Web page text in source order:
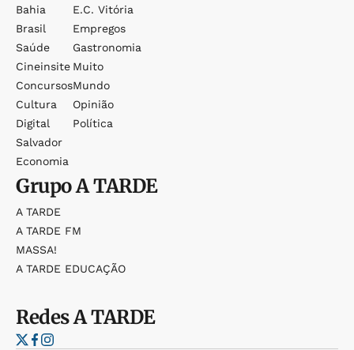
Bahia
Brasil
Saúde
Cineinsite
Concursos
Cultura
Digital
Salvador
Economia
E.c. Vitória
Empregos
Gastronomia
Muito
Mundo
Opinião
Política
GrupoA TARDE
A TARDE
A TARDE FM
MASSA!
A TARDE EDUCAÇÃO
RedesA TARDE